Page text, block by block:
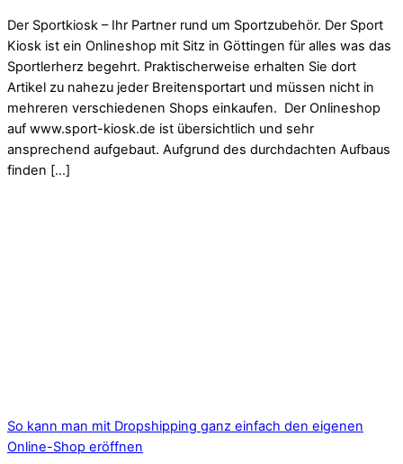
Der Sportkiosk – Ihr Partner rund um Sportzubehör. Der Sport
Kiosk ist ein Onlineshop mit Sitz in Göttingen für alles was das
Sportlerherz begehrt. Praktischerweise erhalten Sie dort
Artikel zu nahezu jeder Breitensportart und müssen nicht in
mehreren verschiedenen Shops einkaufen. Der Onlineshop
auf www.sport-kiosk.de ist übersichtlich und sehr
ansprechend aufgebaut. Aufgrund des durchdachten Aufbaus
finden […]
So kann man mit Dropshipping ganz einfach den eigenen
Online-Shop eröffnen